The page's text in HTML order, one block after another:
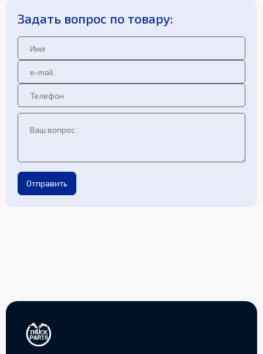
Задать вопрос по товару:
Отправить